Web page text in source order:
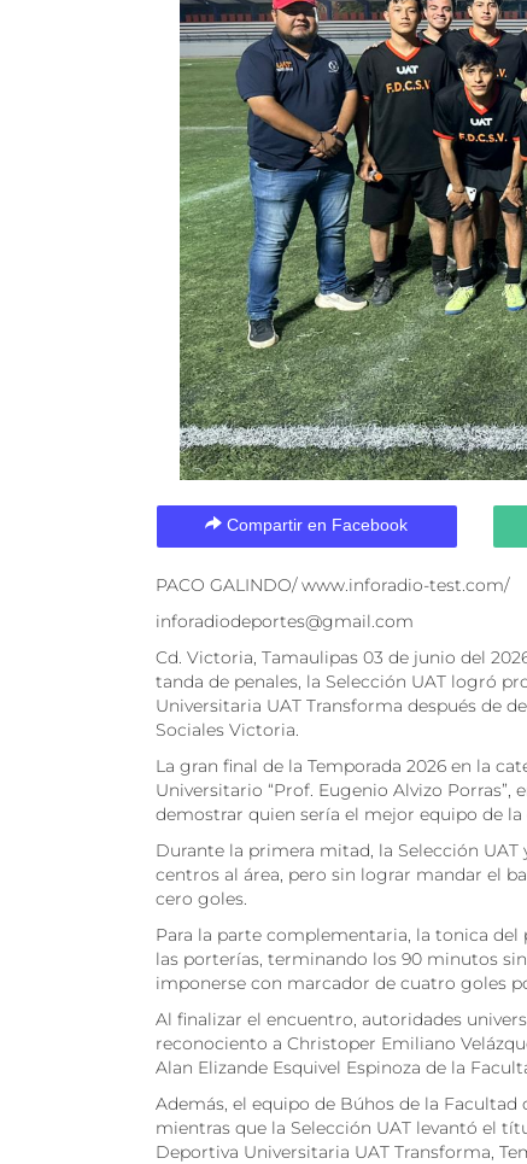
Compartir en Facebook
PACO GALINDO/ www.inforadio-test.com/
inforadiodeportes@gmail.com
Cd. Victoria, Tamaulipas 03 de junio del
tanda de penales, la Selección UAT logró
Universitaria UAT Transforma después de
Sociales Victoria.
La gran final de la Temporada 2026 en la
Universitario “Prof. Eugenio Alvizo
demostrar quien sería el mejor equipo de
Durante la primera mitad, la Selección
centros al área, pero sin lograr mandar el
cero goles.
Para la parte complementaria, la tonica
las porterías, terminando los 90 minutos
imponerse con marcador de cuatro goles
Al finalizar el encuentro, autoridades
reconociento a Christoper Emiliano
Alan Elizande Esquivel Espinoza de la
Además, el equipo de Búhos de la
mientras que la Selección UAT levantó el
Deportiva Universitaria UAT Transforma,